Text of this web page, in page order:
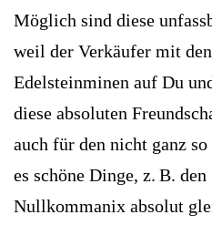
Möglich sind diese
weil der Verkäufer mit
Edelsteinminen auf Du
diese absoluten
auch für den nicht ganz
es schöne Dinge, z. B.
Nullkommanix absolut